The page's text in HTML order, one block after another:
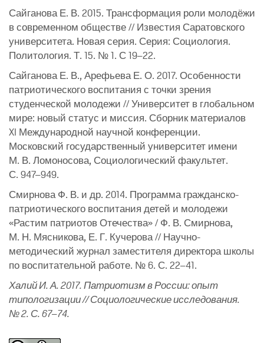
Сайганова Е. В. 2015. Трансформация роли молодёжи
в современном обществе // Известия Саратовского
университета. Новая серия. Серия: Социология.
Политология. Т. 15. № 1. С 19–22.
Сайганова Е. В., Арефьева Е. О. 2017. Особенности
патриотического воспитания с точки зрения
студенческой молодежи // Университет в глобальном
мире: новый статус и миссия. Сборник материалов
XI Международной научной конференции.
Московский государственный университет имени
М. В. Ломоносова, Социологический факультет.
С. 947–949.
Смирнова Ф. В. и др. 2014. Программа гражданско-
патриотического воспитания детей и молодежи
«Растим патриотов Отечества» / Ф. В. Смирнова,
М. Н. Мясникова, Е. Г. Кучерова // Научно-
методический журнал заместителя директора школы
по воспитательной работе. № 6. С. 22–41.
Халий И. А. 2017. Патриотизм в России: опыт
типологизации // Социологические исследования.
№ 2. С. 67–74.